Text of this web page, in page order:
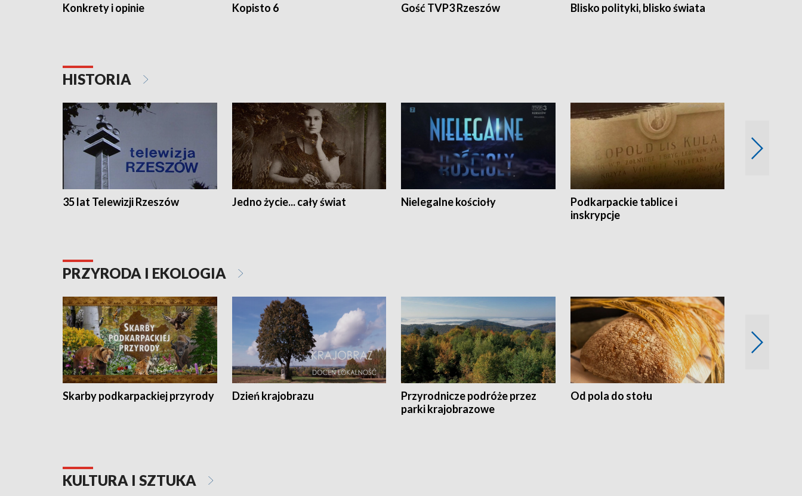
Konkrety i opinie Kopisto 6 Gość TVP3 Rzeszów Blisko polityki, blisko świata
HISTORIA
35 lat Telewizji Rzeszów Jedno życie... cały świat Nielegalne kościoły
Podkarpackie tablice i
inskrypcje
PRZYRODA I EKOLOGIA
Skarby podkarpackiej przyrody Dzień krajobrazu
Przyrodnicze podróże przez
parki krajobrazowe
Od pola do stołu
KULTURA I SZTUKA